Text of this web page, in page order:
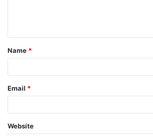
Name *
Email *
Website